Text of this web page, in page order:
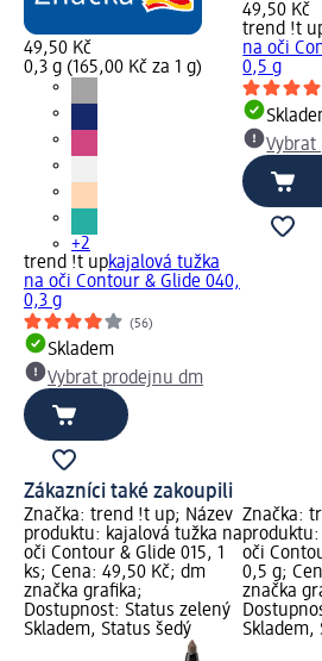
49,50 Kč
0,3 g (165,00 Kč za 1 g)
+2
trend !t upkajalová tužka
na oči Contour & Glide 040,
0,3 g
(56)
Skladem
Vybrat prodejnu dm
49,50 Kč
trend !t
na oči
0,5 g
Vybrat
Zákazníci také zakoupili
Značka: trend !t up; Název
produktu: kajalová tužka na
oči Contour & Glide 015, 1
ks; Cena: 49,50 Kč; dm
značka grafika;
Dostupnost: Status zelený
Skladem, Status šedý
Značka:
oči
0,5 g;
značka
Skladem,